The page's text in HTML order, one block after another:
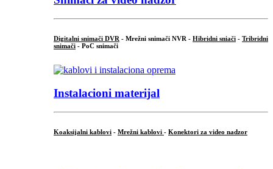
Digitalni snimači DVR - Mrežni snimači NVR - Hibridni sniači - Tribridni
snimači - PoC snimači
Instalacioni materijal
Koaksijalni kablovi - Mrežni kablovi - Konektori za video nadzor